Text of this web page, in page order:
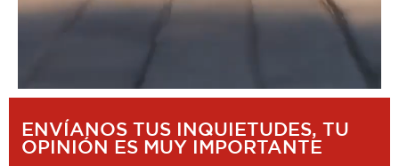
ENVÍANOS TUS INQUIETUDES, TU
OPINIÓN ES MUY IMPORTANTE